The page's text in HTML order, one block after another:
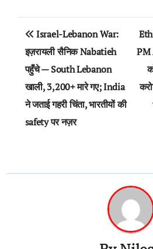
Post
navigation
Israel-Lebanon War:
इज़रायली सैनिक Nabatieh
पहुँचे — South Lebanon
खाली, 3,200+ मारे गए; India
ने जताई गहरी चिंता, भारतीयों की
safety पर नज़र
PM